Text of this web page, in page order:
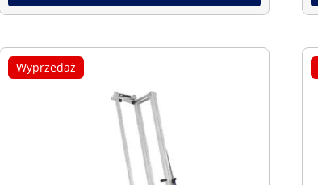
Wyprzedaż